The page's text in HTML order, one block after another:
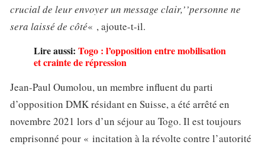
crucial de leur envoyer un message clair,’’personne ne
sera laissé de côté« , ajoute-t-il.
Lire aussi: Togo : l’opposition entre mobilisation
et crainte de répression
Jean-Paul Oumolou, un membre influent du parti
d’opposition DMK résidant en Suisse, a été arrêté en
novembre 2021 lors d’un séjour au Togo. Il est toujours
emprisonné pour « incitation à la révolte contre l’autorité